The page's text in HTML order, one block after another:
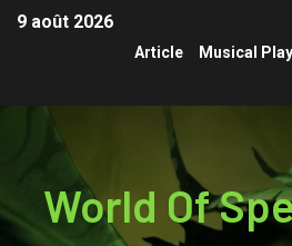
9 août 2026
Article Musical
World Of